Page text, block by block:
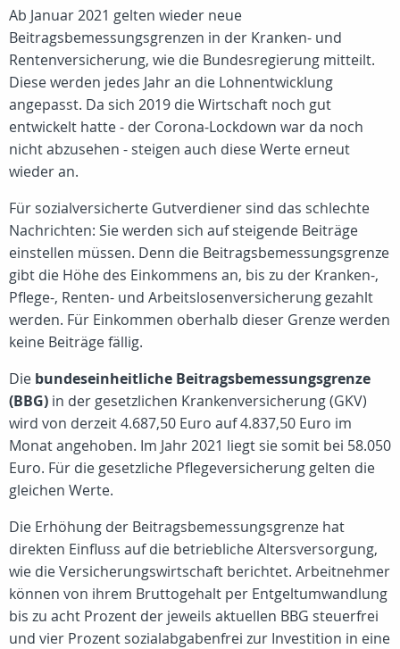
Ab Januar 2021 gelten wieder neue
Beitragsbemessungsgrenzen in der Kranken- und
Rentenversicherung, wie die Bundesregierung mitteilt.
Diese werden jedes Jahr an die Lohnentwicklung
angepasst. Da sich 2019 die Wirtschaft noch gut
entwickelt hatte - der Corona-Lockdown war da noch
nicht abzusehen - steigen auch diese Werte erneut
wieder an.
Für sozialversicherte Gutverdiener sind das schlechte
Nachrichten: Sie werden sich auf steigende Beiträge
einstellen müssen. Denn die Beitragsbemessungsgrenze
gibt die Höhe des Einkommens an, bis zu der Kranken-,
Pflege-, Renten- und Arbeitslosenversicherung gezahlt
werden. Für Einkommen oberhalb dieser Grenze werden
keine Beiträge fällig.
Die bundeseinheitliche Beitragsbemessungsgrenze
(BBG) in der gesetzlichen Krankenversicherung (GKV)
wird von derzeit 4.687,50 Euro auf 4.837,50 Euro im
Monat angehoben. Im Jahr 2021 liegt sie somit bei 58.050
Euro. Für die gesetzliche Pflegeversicherung gelten die
gleichen Werte.
Die Erhöhung der Beitragsbemessungsgrenze hat
direkten Einfluss auf die betriebliche Altersversorgung,
wie die Versicherungswirtschaft berichtet. Arbeitnehmer
können von ihrem Bruttogehalt per Entgeltumwandlung
bis zu acht Prozent der jeweils aktuellen BBG steuerfrei
und vier Prozent sozialabgabenfrei zur Investition in eine